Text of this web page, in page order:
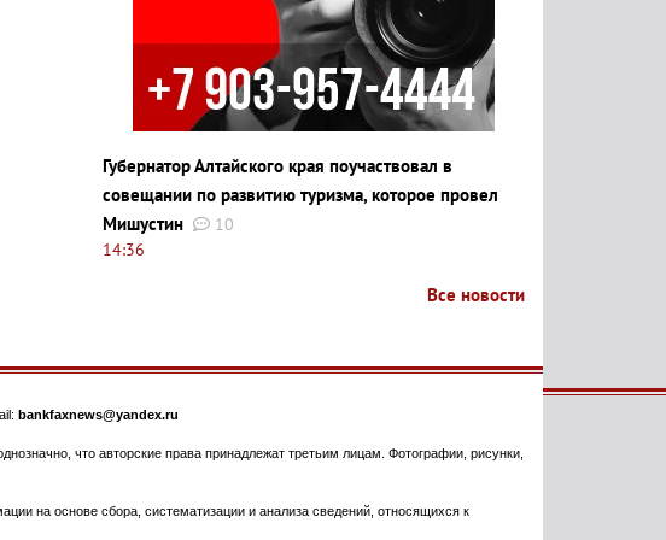
Губернатор Алтайского края поучаствовал в
совещании по развитию туризма, которое провел
Мишустин
10
14:36
Все новости
bankfaxnews@yandex.ru
что авторские права принадлежат третьим лицам. Фотографии, рисунки,
на основе сбора, систематизации и анализа сведений, относящихся к